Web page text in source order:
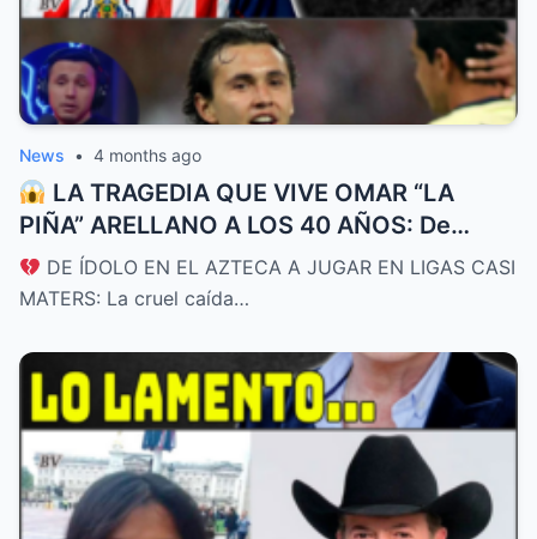
News • 4 months ago
LA TRAGEDIA QUE VIVE OMAR “LA
PIÑA” ARELLANO A LOS 40 AÑOS: De
promesa de Chivas y futuro de la
Selección a rebuscarse la vida en ligas de
DE ÍDOLO EN EL AZTECA A JUGAR EN LIGAS CASI
MATERS: La cruel caída…